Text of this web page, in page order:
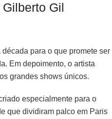
Gil
para o que promete ser
Em depoimento, o artista
grandes shows únicos.
especialmente para o
que dividiram palco em Paris